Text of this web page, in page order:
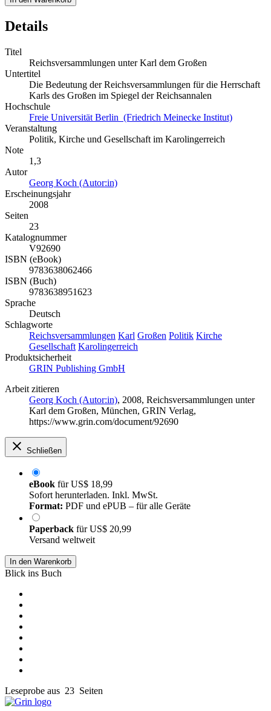
Details
Titel
Reichsversammlungen unter Karl dem Großen
Untertitel
Die Bedeutung der Reichsversammlungen für die Herrschaft
Karls des Großen im Spiegel der Reichsannalen
Hochschule
Freie Universität Berlin (Friedrich Meinecke Institut)
Veranstaltung
Politik, Kirche und Gesellschaft im Karolingerreich
Note
1,3
Autor
Georg Koch (Autor:in)
Erscheinungsjahr
2008
Seiten
23
Katalognummer
V92690
ISBN (eBook)
9783638062466
ISBN (Buch)
9783638951623
Sprache
Deutsch
Schlagworte
Reichsversammlungen Karl Großen Politik Kirche
Gesellschaft Karolingerreich
Produktsicherheit
GRIN Publishing GmbH
Arbeit zitieren
Georg Koch (Autor:in), 2008, Reichsversammlungen unter
Karl dem Großen, München, GRIN Verlag,
https://www.grin.com/document/92690
Schließen
eBook fürUS$ 18,99
Sofort herunterladen. Inkl. MwSt.
Format: PDF und ePUB – für alle Geräte
Paperback fürUS$ 20,99
Versand weltweit
In den Warenkorb
Blick ins Buch